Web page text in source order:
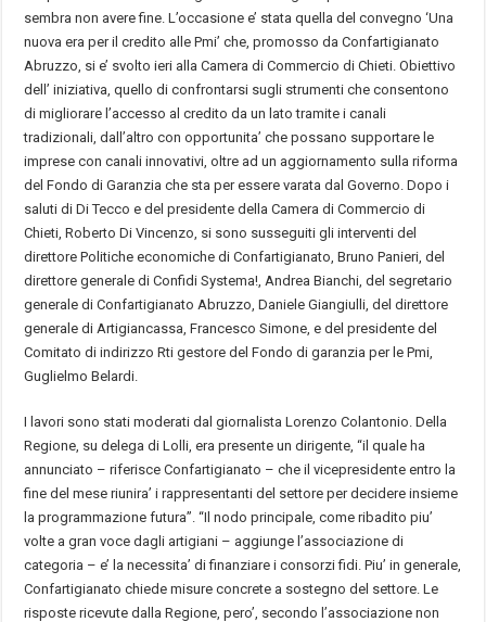
sembra non avere fine. L’occasione e’ stata quella del convegno ‘Una
nuova era per il credito alle Pmi’ che, promosso da Confartigianato
Abruzzo, si e’ svolto ieri alla Camera di Commercio di Chieti. Obiettivo
dell’ iniziativa, quello di confrontarsi sugli strumenti che consentono
di migliorare l’accesso al credito da un lato tramite i canali
tradizionali, dall’altro con opportunita’ che possano supportare le
imprese con canali innovativi, oltre ad un aggiornamento sulla riforma
del Fondo di Garanzia che sta per essere varata dal Governo. Dopo i
saluti di Di Tecco e del presidente della Camera di Commercio di
Chieti, Roberto Di Vincenzo, si sono susseguiti gli interventi del
direttore Politiche economiche di Confartigianato, Bruno Panieri, del
direttore generale di Confidi Systema!, Andrea Bianchi, del segretario
generale di Confartigianato Abruzzo, Daniele Giangiulli, del direttore
generale di Artigiancassa, Francesco Simone, e del presidente del
Comitato di indirizzo Rti gestore del Fondo di garanzia per le Pmi,
Guglielmo Belardi.
I lavori sono stati moderati dal giornalista Lorenzo Colantonio. Della
Regione, su delega di Lolli, era presente un dirigente, “il quale ha
annunciato – riferisce Confartigianato – che il vicepresidente entro la
fine del mese riunira’ i rappresentanti del settore per decidere insieme
la programmazione futura”. “Il nodo principale, come ribadito piu’
volte a gran voce dagli artigiani – aggiunge l’associazione di
categoria – e’ la necessita’ di finanziare i consorzi fidi. Piu’ in generale,
Confartigianato chiede misure concrete a sostegno del settore. Le
risposte ricevute dalla Regione, pero’, secondo l’associazione non